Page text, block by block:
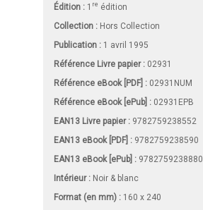
Édition : 1 re édition
Collection : Hors Collection
Publication : 1 avril 1995
Référence Livre papier : 02931
Référence eBook [PDF] : 02931NUM
Référence eBook [ePub] : 02931EPB
EAN13 Livre papier : 9782759238552
EAN13 eBook [PDF] : 9782759238590
EAN13 eBook [ePub] : 9782759238880
Intérieur : Noir & blanc
Format (en mm) : 160 x 240